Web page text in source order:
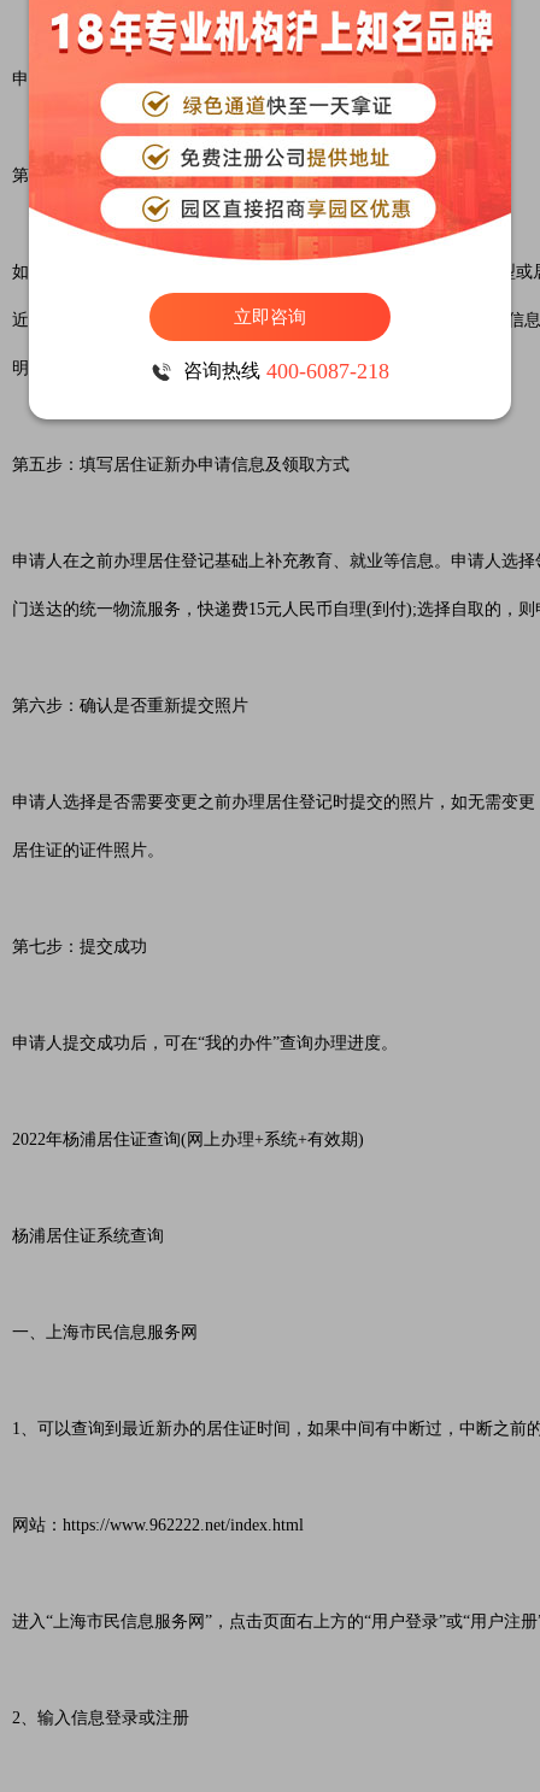
申请人选择办理方式(本人办理或为他人办理)。
第四步：确认是否变更住所种类
如申请人近6个月内住所种类及居住地址发生变更(指变更了住所类型
近亲属租赁住房等)，即与当时办理居住登记时住所种类和居住地址信
明材料。如未发生变更，则可跳过此步。
第五步：填写居住证新办申请信息及领取方式
申请人在之前办理居住登记基础上补充教育、就业等信息。申请人选
门送达的统一物流服务，快递费15元人民币自理(到付);选择自取的，
第六步：确认是否重新提交照片
申请人选择是否需要变更之前办理居住登记时提交的照片，如无需变
居住证的证件照片。
第七步：提交成功
申请人提交成功后，可在“我的办件”查询办理进度。
2022年杨浦居住证查询(网上办理+系统+有效期)
杨浦居住证系统查询
一、上海市民信息服务网
1、可以查询到最近新办的居住证时间，如果中间有中断过，中断之前
网站：https://www.962222.net/index.html
进入“上海市民信息服务网”，点击页面右上方的“用户登录”或“用户注册
2、输入信息登录或注册
立即咨询
咨询热线 400-6087-218